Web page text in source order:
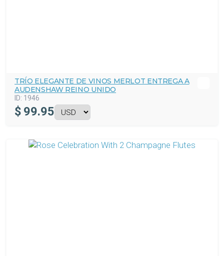
TRÍO ELEGANTE DE VINOS MERLOT ENTREGA A
AUDENSHAW REINO UNIDO
ID: 1946
$ 99.95